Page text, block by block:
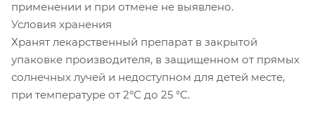
применении и при отмене не выявлено.
Условия хранения
Хранят лекарственный препарат в закрытой
упаковке производителя, в защищенном от прямых
солнечных лучей и недоступном для детей месте,
при температуре от 2°С до 25 °С.